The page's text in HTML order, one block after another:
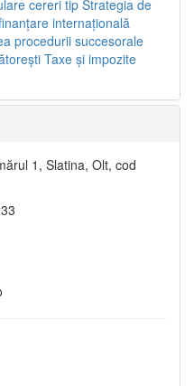
cereri tipStrategia de
internaţională
procedurii succesorale
Taxe şi impozite
1, Slatina, Olt, cod